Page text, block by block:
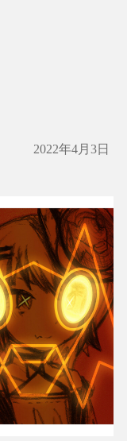
2022年4月3日